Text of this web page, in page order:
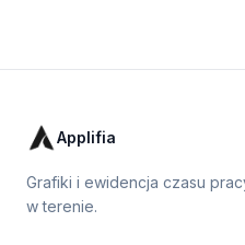
Applifia
Grafiki i ewidencja czasu
w terenie.